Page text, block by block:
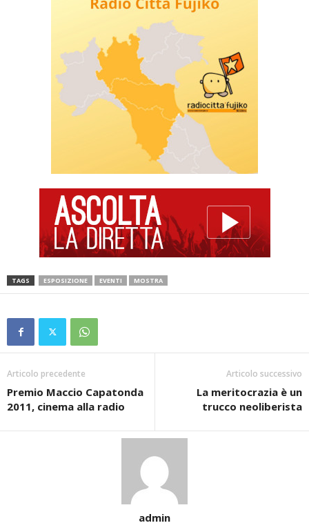
TAGS ESPOSIZIONE EVENTI MOSTRA
Articolo precedente
Premio Maccio Capatonda
2011, cinema alla radio
Articolo successivo
La meritocrazia è un
trucco neoliberista
admin